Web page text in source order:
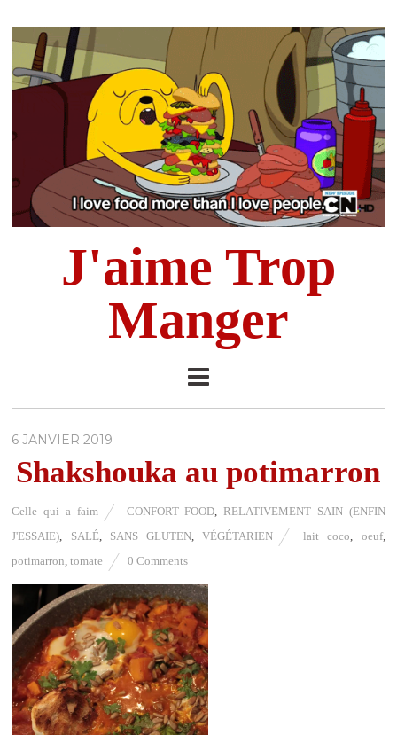
J'aime Trop
Manger
6 JANVIER 2019
Shakshouka au potimarron
Celle qui a faim CONFORT FOOD ,RELATIVEMENT SAIN (ENFIN
J'ESSAIE)
SALÉ, SANS GLUTEN,VÉGÉTARIEN lait coco oeuf,
potimarron ,tomate 0 Comments